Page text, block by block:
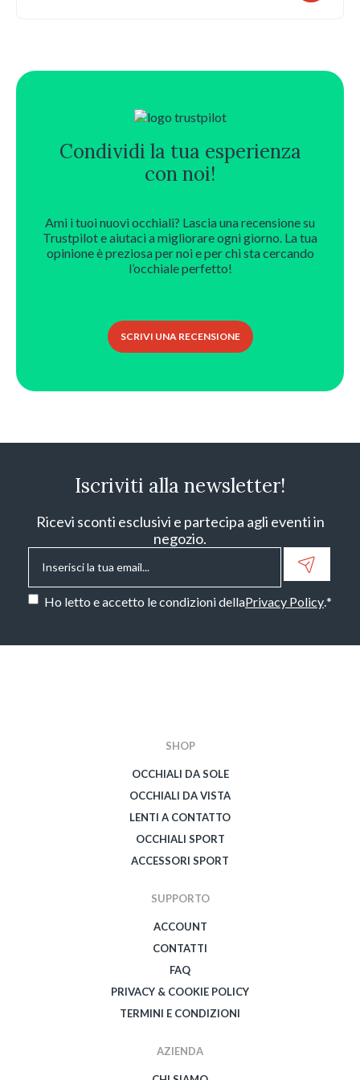
Condividi la tua esperienza
con noi!
Ami i tuoi nuovi occhiali? Lascia una recensione su
Trustpilot e aiutaci a migliorare ogni giorno. La tua
opinione è preziosa per noi e per chi sta cercando
l’occhiale perfetto!
SCRIVI UNA RECENSIONE
Iscriviti alla newsletter!
Ricevi sconti esclusivi e partecipa agli eventi in
negozio.
Email*
Consenso*
Ho letto e accetto le condizioni dellaPrivacy Policy.*
SHOP
OCCHIALI DA SOLE
OCCHIALI DA VISTA
LENTI A CONTATTO
OCCHIALI SPORT
ACCESSORI SPORT
SUPPORTO
ACCOUNT
CONTATTI
FAQ
PRIVACY & COOKIE POLICY
TERMINI E CONDIZIONI
AZIENDA